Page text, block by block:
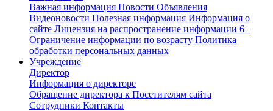
Важная информация Новости Объявления
Видеоновости Полезная информация Информация о
сайте Лицензия на распространение информации 6+
Ограничение информации по возрасту Политика
обработки персональных данных
Учреждение
Директор
Информация о директоре
Обращение директора к Посетителям сайта
Сотрудники Контакты